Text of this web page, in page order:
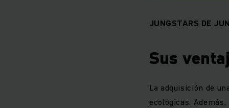
JUNGSTARS DE
Sus
La adquisición de
ecológicas.